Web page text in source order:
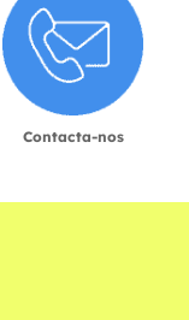
Contacta-nos